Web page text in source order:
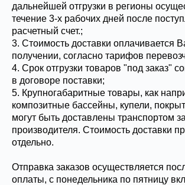
дальнейшей отгрузки в регионы
течение 3-х рабочих дней после
расчетный счет.;
3. Стоимость доставки оплачивается
получении, согласно тарифов
4. Срок отгрузки товаров "под заказ"
в договоре поставки;
5. Крупногабаритные товары, как
композитные бассейны, купели,
могут быть доставлены транспортом
производителя. Стоимость доставки
отдельно.
Отправка заказов осуществляется
оплаты, с понедельника по пятницу